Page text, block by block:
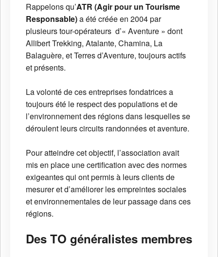
Rappelons qu’ATR (Agir pour un Tourisme
Responsable)a été créée en 2004 par
plusieurs tour-opérateurs d’« Aventure » dont
Allibert Trekking, Atalante, Chamina, La
Balaguère, et Terres d’Aventure, toujours actifs
et présents.
La volonté de ces entreprises fondatrices a
toujours été le respect des populations et de
l’environnement des régions dans lesquelles se
déroulent leurs circuits randonnées et aventure.
Pour atteindre cet objectif, l’association avait
mis en place une certification avec des normes
exigeantes qui ont permis à leurs clients de
mesurer et d’améliorer les empreintes sociales
et environnementales de leur passage dans ces
régions.
Des TO généralistes membres